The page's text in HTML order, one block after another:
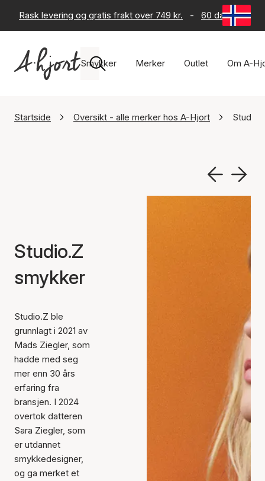
Rask levering og gratis frakt over 749 kr. - 60 dagers
Smykker Merker Outlet Om A-
Startside Oversikt - alle merker hos A-Hjort
Studio.Z
smykker
Studio.Z ble
grunnlagt i 2021 av
Mads Ziegler, som
hadde med seg
mer enn 30 års
erfaring fra
bransjen. I 2024
overtok datteren
Sara Ziegler, som
er utdannet
smykkedesigner,
og ga merket et